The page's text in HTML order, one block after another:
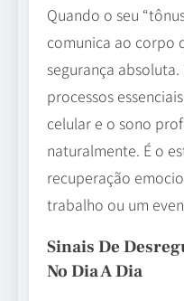
Quando o seu
comunica ao corpo
segurança
processos
celular e o sono
naturalmente. É o
recuperação
trabalho ou um
Sinais De
No Dia A Dia